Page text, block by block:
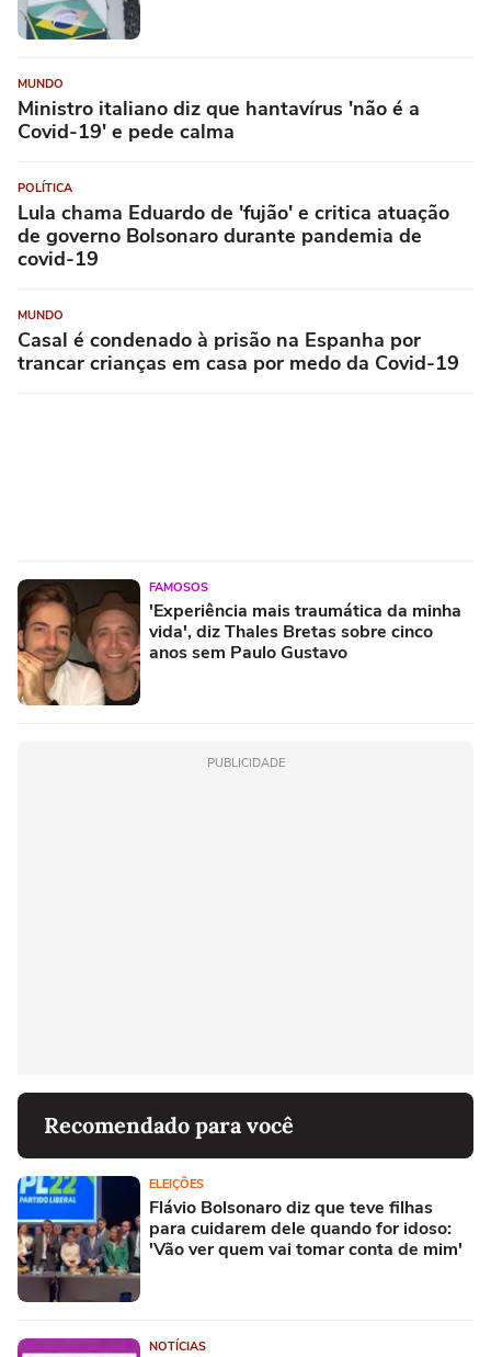
MUNDO
Ministro italiano diz que hantavírus 'não é a
Covid-19' e pede calma
POLÍTICA
Lula chama Eduardo de 'fujão' e critica atuação
de governo Bolsonaro durante pandemia de
covid-19
MUNDO
Casal é condenado à prisão na Espanha por
trancar crianças em casa por medo da Covid-19
FAMOSOS
'Experiência mais traumática da minha
vida', diz Thales Bretas sobre cinco
anos sem Paulo Gustavo
PUBLICIDADE
Recomendado para você
ELEIÇÕES
Flávio Bolsonaro diz que teve filhas
para cuidarem dele quando for idoso:
'Vão ver quem vai tomar conta de mim'
NOTÍCIAS